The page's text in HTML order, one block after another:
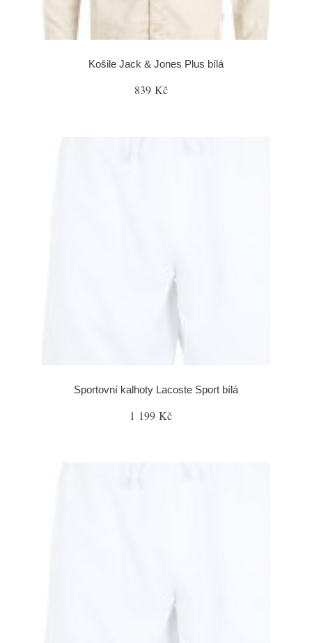
Košile Jack & Jones Plus bílá
839 Kč
Sportovní kalhoty Lacoste Sport bílá
1 199 Kč